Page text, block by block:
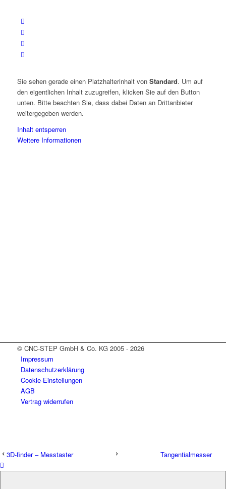
Sie sehen gerade einen Platzhalterinhalt von Standard. Um auf
den eigentlichen Inhalt zuzugreifen, klicken Sie auf den Button
unten. Bitte beachten Sie, dass dabei Daten an Drittanbieter
weitergegeben werden.
Inhalt entsperren
Weitere Informationen
© CNC-STEP GmbH & Co. KG 2005 - 2026
Impressum
Datenschutzerklärung
Cookie-Einstellungen
AGB
Vertrag widerrufen
3D-finder – Messtaster Tangentialmesser